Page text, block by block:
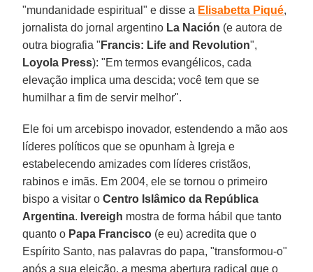
"mundanidade espiritual" e disse a Elisabetta Piqué,
jornalista do jornal argentino La Nación (e autora de
outra biografia " Francis: Life and Revolution",
Loyola Press): "Em termos evangélicos, cada
elevação implica uma descida; você tem que se
humilhar a fim de servir melhor".
Ele foi um arcebispo inovador, estendendo a mão aos
líderes políticos que se opunham à Igreja e
estabelecendo amizades com líderes cristãos,
rabinos e imãs. Em 2004, ele se tornou o primeiro
bispo a visitar oCentro Islâmico da República
Argentina. Ivereigh mostra de forma hábil que tanto
quanto o Papa Francisco (e eu) acredita que o
Espírito Santo, nas palavras do papa, "transformou-o"
após a sua eleição, a mesma abertura radical que o